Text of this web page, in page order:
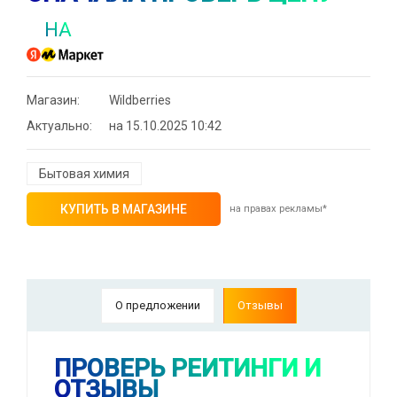
НА
Магазин:
Wildberries
Актуально:
на 15.10.2025 10:42
Бытовая химия
КУПИТЬ В МАГАЗИНЕ на правах рекламы*
О предложении Отзывы
ПРОВЕРЬ РЕЙТИНГИ И
ОТЗЫВЫ
⚡ Скидка до 25% при оплате платежной
системой Пэй (макс. скидка 4320₽,